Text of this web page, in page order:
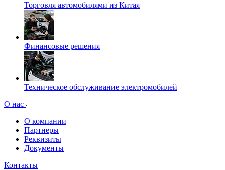
Торговля автомобилями из Китая
Финансовые решения
Техническое обслуживание электромобилей
О нас
О компании
Партнеры
Реквизиты
Документы
Контакты